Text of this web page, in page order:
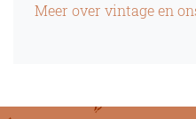
Meer over vintage en